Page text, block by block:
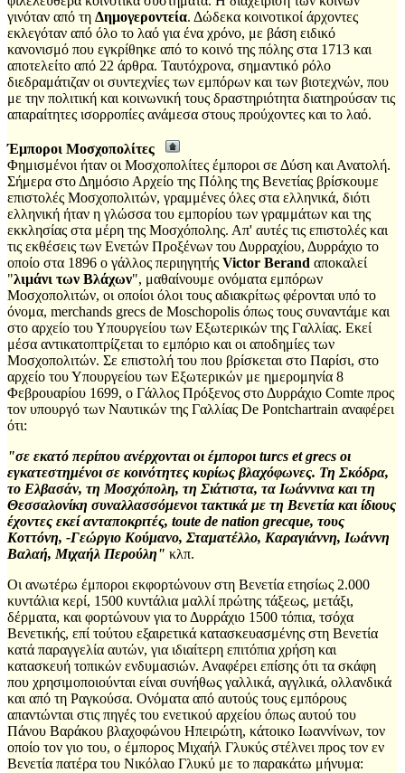
γινόταν από τη Δημογεροντεία. Δώδεκα κοινοτικοί άρχοντες
εκλεγόταν από όλο το λαό για ένα χρόνο, με βάση ειδικό
κανονισμό που εγκρίθηκε από το κοινό της πόλης στα 1713 και
αποτελείτο από 22 άρθρα. Ταυτόχρονα, σημαντικό ρόλο
διεδραμάτιζαν οι συντεχνίες των εμπόρων και των βιοτεχνών, που
με την πολιτική και κοινωνική τους δραστηριότητα διατηρούσαν τις
απαραίτητες ισορροπίες ανάμεσα στους προύχοντες και το λαό.
Έμποροι Μοσχοπολίτες
Φημισμένοι ήταν οι Μοσχοπολίτες έμποροι σε Δύση και Ανατολή.
Σήμερα στο Δημόσιο Αρχείο της Πόλης της Βενετίας βρίσκουμε
επιστολές Μοσχοπολιτών, γραμμένες όλες στα ελληνικά, διότι
ελληνική ήταν η γλώσσα του εμπορίου των γραμμάτων και της
εκκλησίας στα μέρη της Μοσχόπολης. Απ' αυτές τις επιστολές και
τις εκθέσεις των Ενετών Προξένων του Δυρραχίου, Δυρράχιο το
οποίο στα 1896 ο γάλλος περιηγητής Victor Berand αποκαλεί
"λιμάνι των Βλάχων", μαθαίνουμε ονόματα εμπόρων
Μοσχοπολιτών, οι οποίοι όλοι τους αδιακρίτως φέρονται υπό το
όνομα, merchands grecs de Moschopolis όπως τους συναντάμε και
στο αρχείο του Υπουργείου των Εξωτερικών της Γαλλίας. Εκεί
μέσα αντικατοπτρίζεται το εμπόριο και οι αποδημίες των
Μοσχοπολιτών. Σε επιστολή του που βρίσκεται στο Παρίσι, στο
αρχείο του Υπουργείου των Εξωτερικών με ημερομηνία 8
Φεβρουαρίου 1699, ο Γάλλος Πρόξενος στο Δυρράχιο Comte προς
τον υπουργό των Ναυτικών της Γαλλίας De Pontchartrain αναφέρει
ότι:
"σε εκατό περίπου ανέρχονται οι έμποροι turcs et grecs οι
εγκατεστημένοι σε κοινότητες κυρίως βλαχόφωνες. Τη Σκόδρα,
το Ελβασάν, τη Μοσχόπολη, τη Σιάτιστα, τα Ιωάννινα και τη
Θεσσαλονίκη συναλλασσόμενοι τακτικά με τη Βενετία και ίδιους
έχοντες εκεί ανταποκριτές, toute de nation grecque, τους
Κοττόνη, -Γεώργιο Κούμανο, Σταματέλλο, Καραγιάννη, Ιωάννη
Βαλαή, Μιχαήλ Περούλη" κλπ.
Οι ανωτέρω έμποροι εκφορτώνουν στη Βενετία ετησίως 2.000
κυντάλια κερί, 1500 κυντάλια μαλλί πρώτης τάξεως, μετάξι,
δέρματα, και φορτώνουν για το Δυρράχιο 1500 τόπια, τσόχα
Βενετικής, επί τούτου εξαιρετικά κατασκευασμένης στη Βενετία
κατά παραγγελία αυτών, για ιδιαίτερη επιτόπια χρήση και
κατασκευή τοπικών ενδυμασιών. Αναφέρει επίσης ότι τα σκάφη
που χρησιμοποιούνται είναι συνήθως γαλλικά, αγγλικά, ολλανδικά
και από τη Ραγκούσα. Ονόματα από αυτούς τους εμπόρους
απαντώνται στις πηγές του ενετικού αρχείου όπως αυτού του
Πάνου Βαράκου βλαχοφώνου Ηπειρώτη, κάτοικο Ιωαννίνων, τον
οποίο τον γιο του, ο έμπορος Μιχαήλ Γλυκύς στέλνει προς τον εν
Βενετία πατέρα του Νικόλαο Γλυκύ με το παρακάτω μήνυμα: